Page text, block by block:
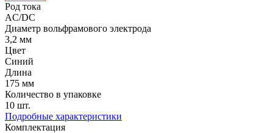
Род тока
AC/DC
Диаметр вольфрамового электрода
3,2 мм
Цвет
Синий
Длина
175 мм
Количество в упаковке
10 шт.
Подробные характеристики
Комплектация